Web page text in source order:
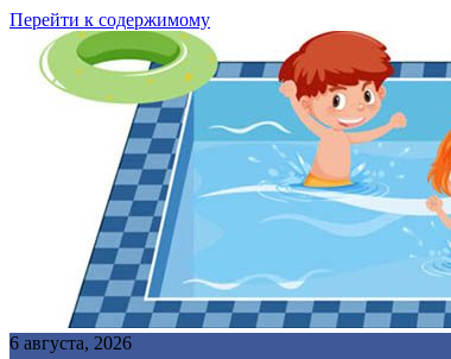
Перейти к содержимому
6 августа, 2026